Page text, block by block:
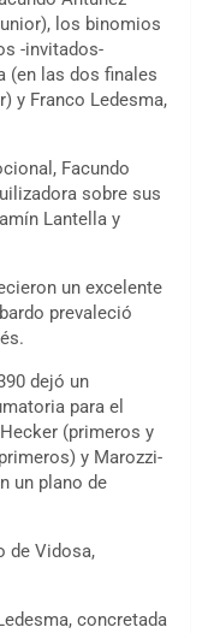
los binomios
-invitados-
(en las dos finales
y Franco Ledesma,
Facundo
sobre sus
Lantella y
un excelente
prevaleció
dejó un
para el
(primeros y
y Marozzi-
un plano de
de Vidosa,
concretada